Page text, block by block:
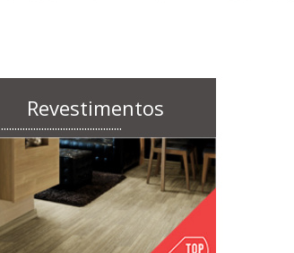
Revestimentos
.............................................